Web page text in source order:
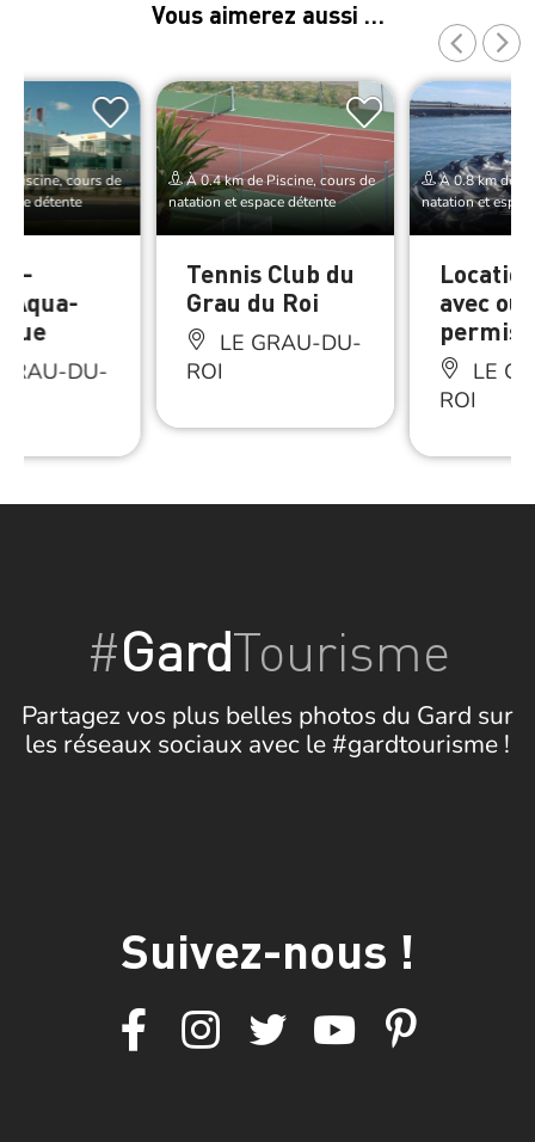
Vous aimerez aussi …
Piscine, cours de
détente
–
Aqua-
DU-
À 0.4 km de Piscine, cours de
natation et espace détente
Tennis Club du
Grau du Roi
LE GRAU-DU-
ROI
À 0.8 km de
natation et
avec ou
permis
LE
ROI
#GardTourisme
Partagez vos plus belles photos du Gard sur
les réseaux sociaux avec le #gardtourisme !
Suivez-nous !